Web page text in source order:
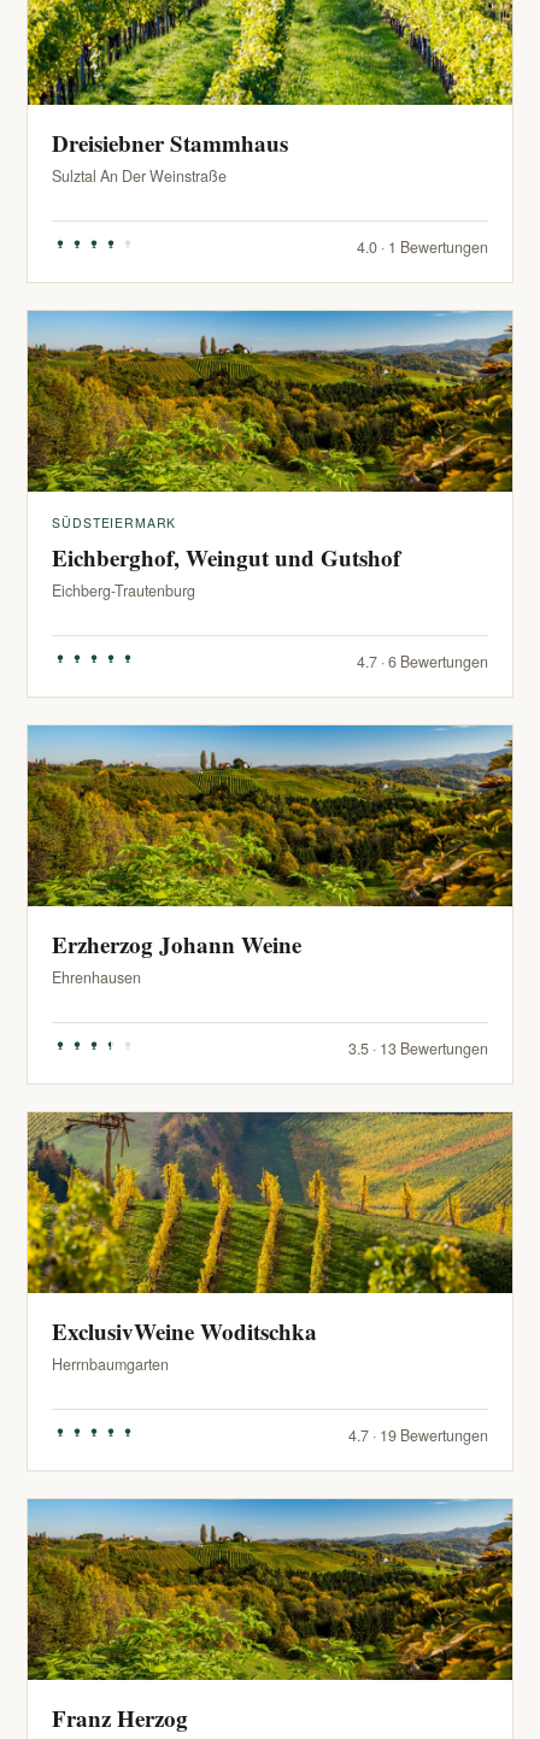
Dreisiebner Stammhaus
Sulztal An Der Weinstraße
4.0 · 1 Bewertungen
SÜDSTEIERMARK
Eichberghof, Weingut und Gutshof
Eichberg-Trautenburg
4.7 · 6 Bewertungen
Erzherzog Johann Weine
Ehrenhausen
3.5 · 13 Bewertungen
ExclusivWeine Woditschka
Herrnbaumgarten
4.7 · 19 Bewertungen
Franz Herzog